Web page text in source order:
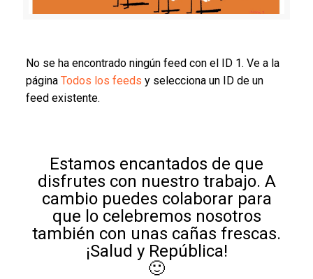
No se ha encontrado ningún feed con el ID 1. Ve a la
página Todos los feeds y selecciona un ID de un
feed existente.
Estamos encantados de que
disfrutes con nuestro trabajo. A
cambio puedes colaborar para
que lo celebremos nosotros
también con unas cañas frescas.
¡Salud y República!
🙂